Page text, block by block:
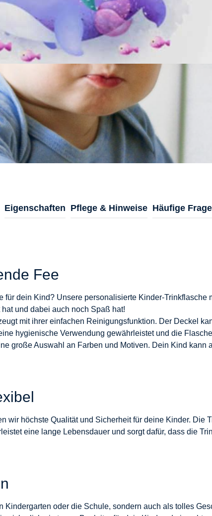
Eigenschaften Pflege & Hinweise Häufige
Fee
dein Kind? Unsere personalisierte Kinder-Trinkflasche
und dabei auch noch Spaß hat!
mit ihrer einfachen Reinigungsfunktion. Der Deckel
hygienische Verwendung gewährleistet und die
große Auswahl an Farben und Motiven. Dein Kind
wir höchste Qualität und Sicherheit für deine Kinder. Die
eine lange Lebensdauer und sorgt dafür, dass die
oder die Schule, sondern auch als tolles